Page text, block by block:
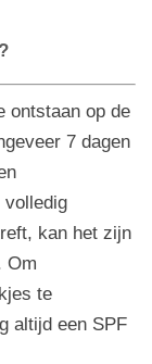
ontstaan op de
7 dagen
volledig
kan het zijn
Om
te
altijd een SPF